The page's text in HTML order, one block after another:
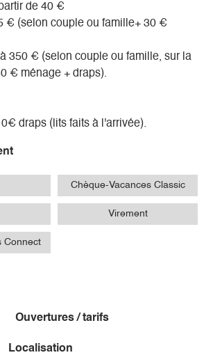
de 40 €
€ (selon couple ou famille+ 30 €
350 € (selon couple ou famille, sur la
€ ménage + draps).
draps (lits faits à l'arrivée).
Chèque-Vacances Classic
Virement
Connect
Ouvertures / tarifs
Localisation